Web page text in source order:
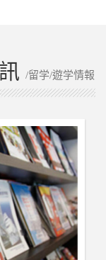
/留学/遊学情報